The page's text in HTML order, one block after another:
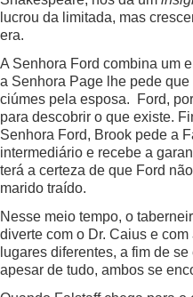
lucrou da limitada, mas
era.
A Senhora Ford combina um
a Senhora Page lhe pede
ciúmes pela esposa. Ford,
para descobrir o que existe.
Senhora Ford, Brook pede a
intermediário e recebe a
terá a certeza de que Ford
marido traído.
Nesse meio tempo, o
diverte com o Dr. Caius e com
lugares diferentes, a fim de
apesar de tudo, ambos se